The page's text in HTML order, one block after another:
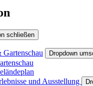
schließen
Gartenschau Dropdown
und Ausstellung